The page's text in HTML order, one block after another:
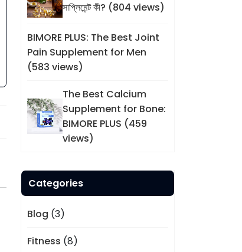
সাপ্লিমেন্ট কী? (804 views)
BIMORE PLUS: The Best Joint
Pain Supplement for Men
(583 views)
The Best Calcium
Supplement for Bone:
BIMORE PLUS (459
views)
Categories
Blog (3)
Fitness (8)